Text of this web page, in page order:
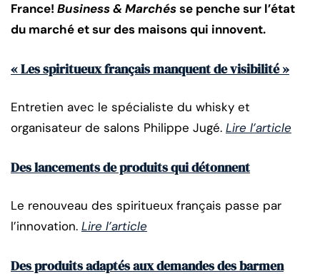
France! Business & Marchésse penche sur l’état
du marché et sur des maisons qui innovent.
« Les spiritueux français manquent de visibilité »
Entretien avec le spécialiste du whisky et
organisateur de salons Philippe Jugé. Lire l’article
Des lancements de produits qui détonnent
Le renouveau des spiritueux français passe par
l’innovation. Lire l’article
Des produits adaptés aux demandes des barmen